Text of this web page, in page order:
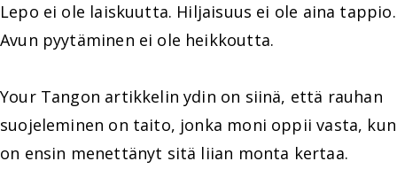
Lepo ei ole laiskuutta. Hiljaisuus ei ole aina tappio.
Avun pyytäminen ei ole heikkoutta.
Your Tangon artikkelin ydin on siinä, että rauhan
suojeleminen on taito, jonka moni oppii vasta, kun
on ensin menettänyt sitä liian monta kertaa.